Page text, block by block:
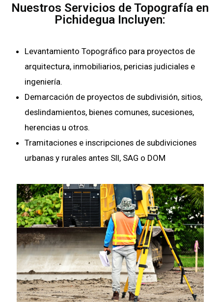
Nuestros Servicios de Topografía en
Pichidegua Incluyen:
Levantamiento Topográfico para proyectos de
arquitectura, inmobiliarios, pericias judiciales e
ingeniería.
Demarcación de proyectos de subdivisión, sitios,
deslindamientos, bienes comunes, sucesiones,
herencias u otros.
Tramitaciones e inscripciones de subdiviciones
urbanas y rurales antes SII, SAG o DOM